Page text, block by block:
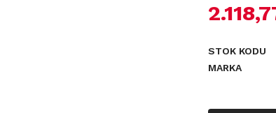
STOK KODU
MARKA